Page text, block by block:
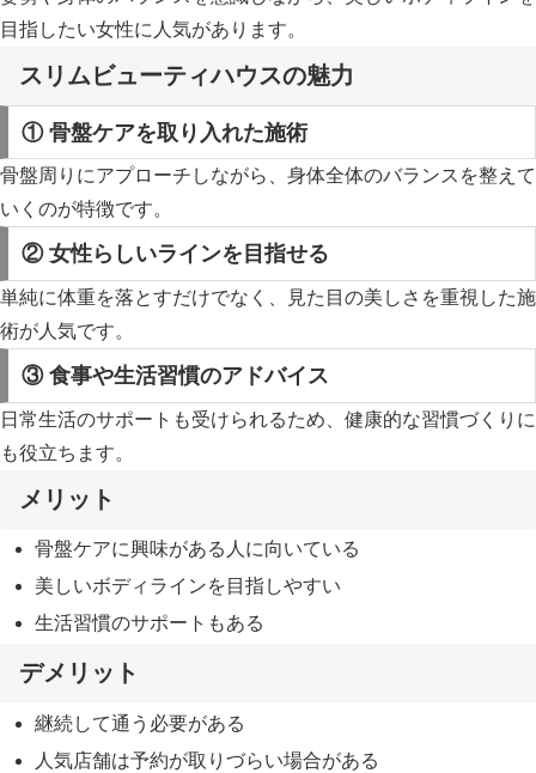
目指したい女性に人気があります。
スリムビューティハウスの魅力
① 骨盤ケアを取り入れた施術
骨盤周りにアプローチしながら、身体全体のバランスを整えて
いくのが特徴です。
② 女性らしいラインを目指せる
単純に体重を落とすだけでなく、見た目の美しさを重視した施
術が人気です。
③ 食事や生活習慣のアドバイス
日常生活のサポートも受けられるため、健康的な習慣づくりに
も役立ちます。
メリット
骨盤ケアに興味がある人に向いている
美しいボディラインを目指しやすい
生活習慣のサポートもある
デメリット
継続して通う必要がある
人気店舗は予約が取りづらい場合がある